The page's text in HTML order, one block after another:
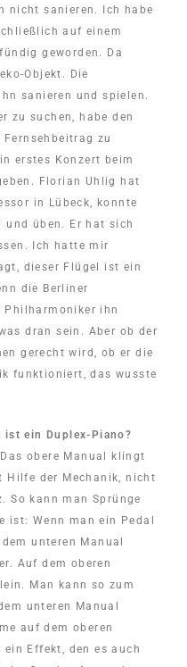
nicht sanieren. Ich habe
auf einem
geworden. Da
Objekt. Die
sanieren und spielen.
zu suchen, habe den
Fernsehbeitrag zu
erstes Konzert beim
Florian Uhlig hat
in Lübeck, konnte
üben. Er hat sich
Ich hatte mir
dieser Flügel ist ein
die Berliner
Philharmoniker ihn
dran sein. Aber ob der
gerecht wird, ob er die
funktioniert, das wusste
ist ein Duplex-Piano?
obere Manual klingt
Hilfe der Mechanik, nicht
So kann man Sprünge
ist: Wenn man ein Pedal
unteren Manual
Auf dem oberen
Man kann so zum
unteren Manual
auf dem oberen
Effekt, den es auch